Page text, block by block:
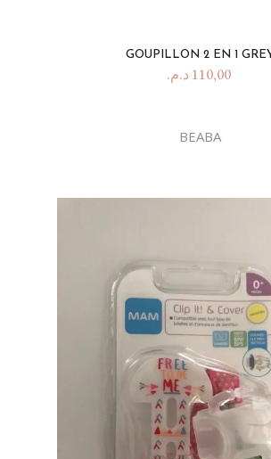
GOUPILLON 2 EN 1
110,00 د.م.
BEABA